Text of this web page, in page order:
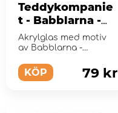
Teddykompanie
t - Babblarna -
Akrylglas,
Dadda/Diddi/Do
Akrylglas med motiv
av Babblarna -
KÖP 79 kr